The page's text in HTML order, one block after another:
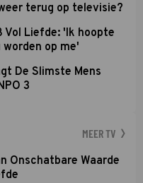
terug op televisie?
Vol Liefde: 'Ik hoopte
op me'
De Slimste Mens
3
MEER TV
Onschatbare Waarde